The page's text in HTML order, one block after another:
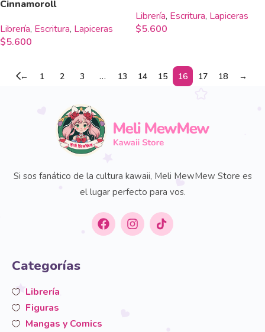
Cinnamoroll
Librería, Escritura, Lapiceras
$5.600
Librería, Escritura, Lapiceras
$5.600
← 1 2 3 … 13 14 15 16 17 18 →
Si sos fanático de la cultura kawaii, Meli MewMew Store es
el lugar perfecto para vos.
Categorías
Librería
Figuras
Mangas y Comics